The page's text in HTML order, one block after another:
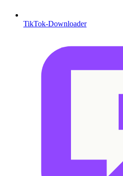
TikTok-Downloader